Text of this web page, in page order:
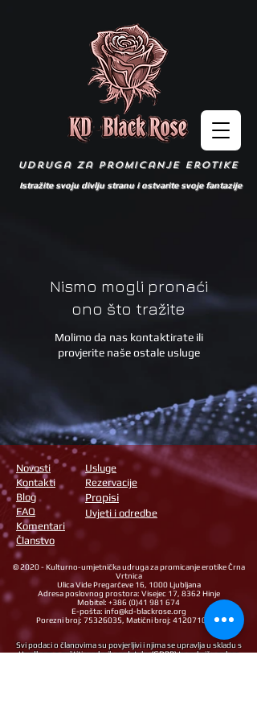
udruga za promicanje erotike
Istražite svoju divlju stranu i ostvarite svoje fantazije
Nismo mogli pronaći
ono što tražite
Molimo da nas kontaktirate ili
provjerite naše ostale usluge
Novosti
Usluge
Kontakti
Rezervacije
Blog
FAQ
Komentari
Propisi
Uvjeti i odredbe
Članstvo
© 2020 - Kulturno-umjetnička udruga za promicanje erotike Črna
Vrtnica
Ulica Vide Pregarčeve 16, 1000 Ljubljana
Adresa poslovnog prostora: Visejec 17, 8362 Hinje
Mobitel: +386 (0)41 981 674
E-pošta: info@kd-blackrose.org
Porezni broj: 75326035 , Matični broj: 4120710000
Svi podaci o članovima su povjerljivi i njima se upravlja u skladu s
Uredbom o zaštiti osobnih podataka (GDPR) te se brišu nakon